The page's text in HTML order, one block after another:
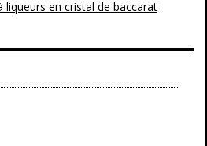
liqueurs en cristal de baccarat